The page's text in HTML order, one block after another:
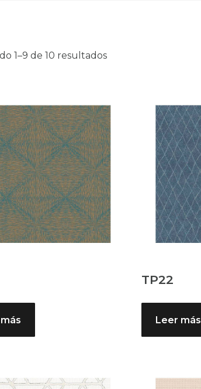
1–9 de 10 resultados
TP22
Leer más